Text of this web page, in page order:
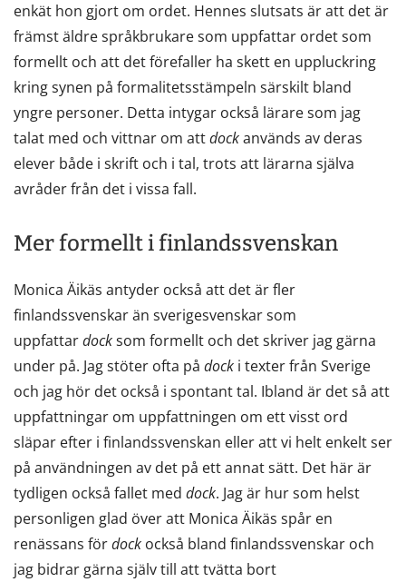
enkät hon gjort om ordet. Hennes slutsats är att det är
främst äldre språkbrukare som uppfattar ordet som
formellt och att det förefaller ha skett en uppluckring
kring synen på formalitetsstämpeln särskilt bland
yngre personer. Detta intygar också lärare som jag
talat med och vittnar om attdockanvänds av deras
elever både i skrift och i tal, trots att lärarna själva
avråder från det i vissa fall.
Mer formellt i finlandssvenskan
Monica Äikäs antyder också att det är fler
finlandssvenskar än sverigesvenskar som
uppfattardocksom formellt och det skriver jag gärna
under på. Jag stöter ofta på dock i texter från Sverige
och jag hör det också i spontant tal. Ibland är det så att
uppfattningar om uppfattningen om ett visst ord
släpar efter i finlandssvenskan eller att vi helt enkelt ser
på användningen av det på ett annat sätt. Det här är
tydligen också fallet med dock. Jag är hur som helst
personligen glad över att Monica Äikäs spår en
renässans fördock också bland finlandssvenskar och
jag bidrar gärna själv till att tvätta bort